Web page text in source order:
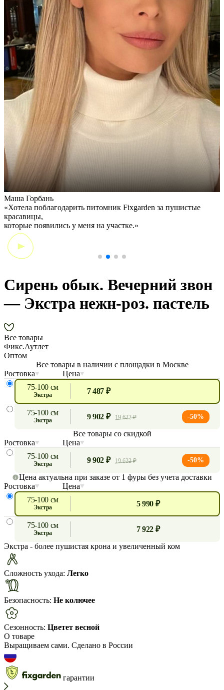
Маша Горбань
«Хотела поблагодарить питомник Fixgarden за пушистые
красавицы,
которые появились у меня на участке.»
Сирень обык. Вечерний звон
— Экстра нежн-роз. пастель
Все товары
Фикс.Аутлет
Оптом
Все товары в наличии с площадки в Москве
Ростовка
Цена
75-100 см
экстра 7 487 ₽
75-100 см
экстра 9 902 ₽ 19 622 ₽ -50%
Все товары со скидкой
Ростовка
Цена
75-100 см
экстра 9 902 ₽ 19 622 ₽ -50%
Цена актуальна при заказе от 1 фуры без учета доставки
Ростовка
Цена
75-100 см
экстра 5 990 ₽
75-100 см
экстра
7 922 ₽
Экстра - более пушистая крона и увеличенный ком
Сложность ухода: Легко
Безопасность: Не колючее
Сезонность: Цветет весной
О товаре
Выращиваем сами. Сделано в России
гарантии